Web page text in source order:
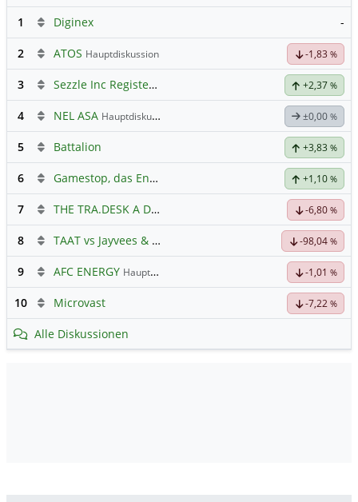
1
Diginex -
2 ATOS Hauptdiskussion -1,83 %
3 Sezzle Inc Registered Shs +2,37 %
4 NEL ASA Hauptdiskussion ±0,00 %
5 Battalion +3,83 %
6 Gamestop, das Ende naht +1,10 %
7 THE TRA.DESK A DL-,000001 -6,80 %
8 TAAT vs Jayvees & Co. -98,04 %
9 AFC ENERGY Hauptdiskussion -1,01 %
10 Microvast -7,22 %
Alle Diskussionen